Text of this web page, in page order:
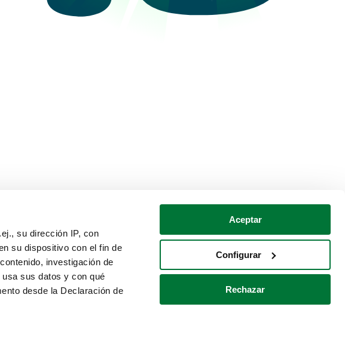
su dirección IP, con
su dispositivo con el fin de
investigación de
sus datos y con qué
desde la Declaración de
Aceptar
Configurar
Rechazar